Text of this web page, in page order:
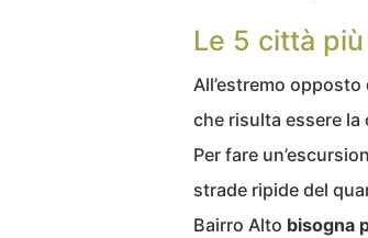
Le 5 città
All’estremo
che risulta essere
Per fare
strade ripide del
Bairro Alto bisogna